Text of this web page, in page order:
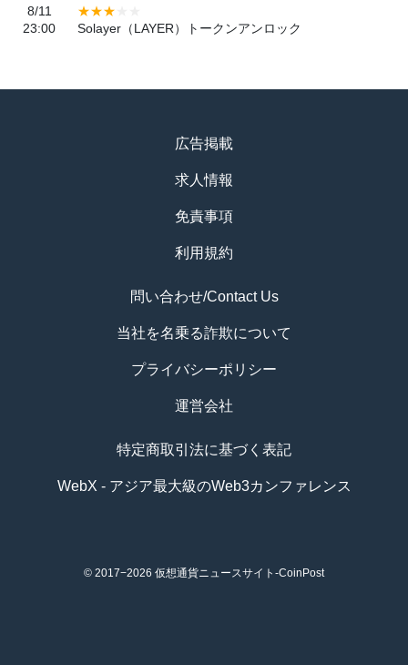
8/11
23:00
Solayer（LAYER）トークンアンロック
広告掲載
求人情報
免責事項
利用規約
問い合わせ/Contact Us
当社を名乗る詐欺について
プライバシーポリシー
運営会社
特定商取引法に基づく表記
WebX - アジア最大級のWeb3カンファレンス
© 2017−2026 仮想通貨ニュースサイト-CoinPost